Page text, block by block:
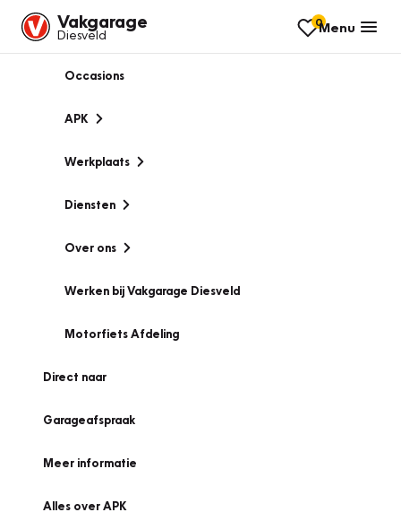
Vakgarage
Diesveld
0Menu
Occasions
APK
Werkplaats
Diensten
Over ons
Werken bij Vakgarage Diesveld
Motorfiets Afdeling
Direct naar
Garageafspraak
Meer informatie
Alles over APK